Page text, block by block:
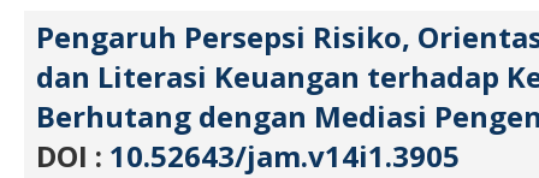
Pengaruh Persepsi Risiko,
dan Literasi Keuangan terhadap
Berhutang dengan Mediasi
DOI : 10.52643/jam.v14i1.3905